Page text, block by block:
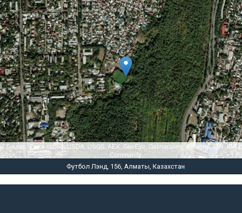
Esri, i-cubed, USDA, USGS, AEX, GeoEye, Getmapping, Aerogrid, IGN, IGP,
Community
Футбол Лэнд, 156, Алматы, Казахстан